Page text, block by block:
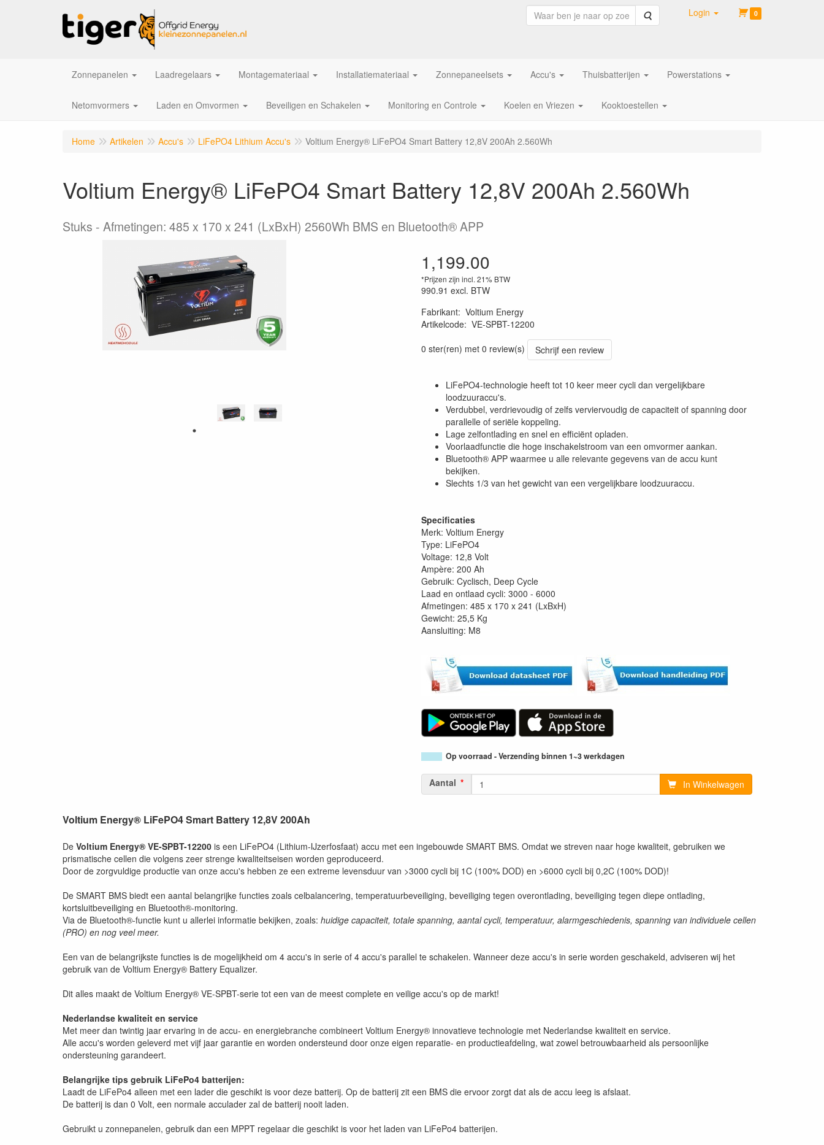
Zoeken Login 0
Zonnepanelen Laadregelaars Montagemateriaal Installatiemateriaal Zonnepaneelsets Accu's Thuisbatterijen Powerstations
Netomvormers Laden en Omvormen Beveiligen en Schakelen Monitoring en Controle Koelen en Vriezen Kooktoestellen
Home Artikelen Accu's LiFePO4 Lithium Accu's Voltium Energy® LiFePO4 Smart Battery 12,8V 200Ah 2.560Wh
Voltium Energy® LiFePO4 Smart Battery 12,8V 200Ah 2.560Wh
Stuks Afmetingen: 485 x 170 x 241 (LxBxH) 2560Wh BMS en Bluetooth® APP
1,199.00
*Prijzen zijn incl. 21% BTW
990.91 excl. BTW
Fabrikant: Voltium Energy
Artikelcode: VE-SPBT-12200
0 ster(ren) met 0 review(s)
Schrijf een review
LiFePO4-technologie heeft tot 10 keer meer cycli dan vergelijkbare
loodzuuraccu's.
Verdubbel, verdrievoudig of zelfs verviervoudig de capaciteit of spanning door
parallelle of seriële koppeling.
Lage zelfontlading en snel en efficiënt opladen.
Voorlaadfunctie die hoge inschakelstroom van een omvormer aankan.
Bluetooth® APP waarmee u alle relevante gegevens van de accu kunt
bekijken.
Slechts 1/3 van het gewicht van een vergelijkbare loodzuuraccu.
Specificaties
Merk: Voltium Energy
Type: LiFePO4
Voltage: 12,8 Volt
Ampère: 200 Ah
Gebruik: Cyclisch, Deep Cycle
Laad en ontlaad cycli: 3000 - 6000
Afmetingen: 485 x 170 x 241 (LxBxH)
Gewicht: 25,5 Kg
Aansluiting: M8
Op voorraad - Verzending binnen 1~3 werkdagen
Aantal In Winkelwagen
Voltium Energy® LiFePO4 Smart Battery 12,8V 200Ah
De Voltium Energy® VE-SPBT-12200 is een LiFePO4 (Lithium-IJzerfosfaat) accu met een ingebouwde SMART BMS. Omdat we streven naar hoge kwaliteit, gebruiken we
prismatische cellen die volgens zeer strenge kwaliteitseisen worden geproduceerd.
Door de zorgvuldige productie van onze accu's hebben ze een extreme levensduur van >3000 cycli bij 1C (100% DOD) en >6000 cycli bij 0,2C (100% DOD)!
De SMART BMS biedt een aantal belangrijke functies zoals celbalancering, temperatuurbeveiliging, beveiliging tegen overontlading, beveiliging tegen diepe ontlading,
kortsluitbeveiliging en Bluetooth®-monitoring.
Via de Bluetooth®-functie kunt u allerlei informatie bekijken, zoals: huidige capaciteit, totale spanning, aantal cycli, temperatuur, alarmgeschiedenis, spanning van individuele cellen
(PRO) en nog veel meer.
Een van de belangrijkste functies is de mogelijkheid om 4 accu's in serie of 4 accu's parallel te schakelen. Wanneer deze accu's in serie worden geschakeld, adviseren wij het
gebruik van de Voltium Energy® Battery Equalizer.
Dit alles maakt de Voltium Energy® VE-SPBT-serie tot een van de meest complete en veilige accu's op de markt!
Nederlandse kwaliteit en service
Met meer dan twintig jaar ervaring in de accu- en energiebranche combineert Voltium Energy® innovatieve technologie met Nederlandse kwaliteit en service.
Alle accu's worden geleverd met vijf jaar garantie en worden ondersteund door onze eigen reparatie- en productieafdeling, wat zowel betrouwbaarheid als persoonlijke
ondersteuning garandeert.
Belangrijke tips gebruik LiFePo4 batterijen:
Laadt de LiFePo4 alleen met een lader die geschikt is voor deze batterij. Op de batterij zit een BMS die ervoor zorgt dat als de accu leeg is afslaat.
De batterij is dan 0 Volt, een normale acculader zal de batterij nooit laden.
Gebruikt u zonnepanelen, gebruik dan een MPPT regelaar die geschikt is voor het laden van LiFePo4 batterijen.